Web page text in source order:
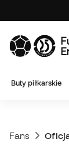
Buty piłkarskie
Fans